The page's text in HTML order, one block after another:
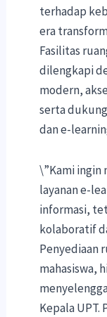
terhadap
era
Fasilitas
dilengkapi
modern,
serta
dan e-
\”Kami ingin
layanan e-
informasi,
kolaboratif
Penyediaan
mahasiswa,
Kepala UPT.